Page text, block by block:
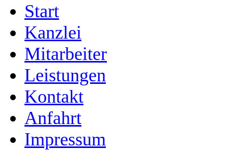
Start
Kanzlei
Mitarbeiter
Leistungen
Kontakt
Anfahrt
Impressum